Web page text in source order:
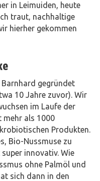
in Leimuiden, heute
traut, nachhaltige
hierher gekommen
Barnhard gegründet
10 Jahre zuvor). Wir
im Laufe der
mehr als 1000
Produkten.
Bio-Nussmuse zu
innovativ. Wie
ohne Palmöl und
sich dann in den